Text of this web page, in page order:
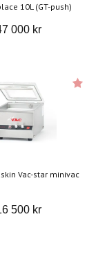
10L (GT-push)
000 kr
Vac-star minivac
500 kr